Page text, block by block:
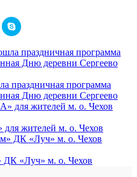
праздничная программа
Дню деревни Сергеево
жителей м. о. Чехов
ДК «Луч» м. о. Чехов